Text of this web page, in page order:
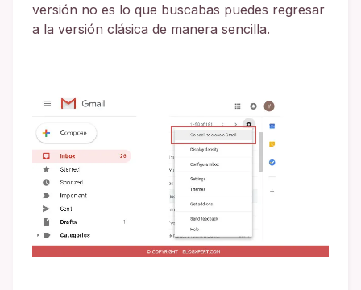
versión no es lo que buscabas puedes regresar
a la versión clásica de manera sencilla.